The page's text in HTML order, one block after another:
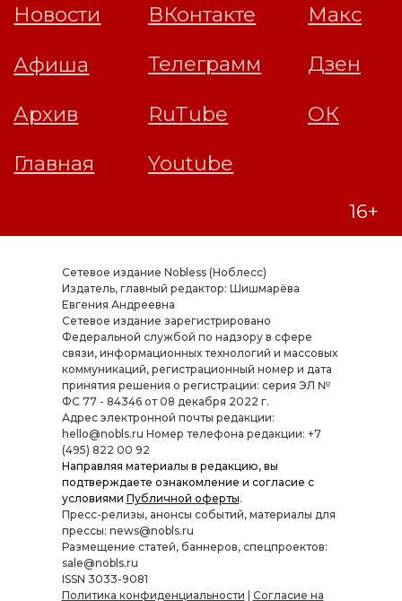
Сетевое издание Nobless (Ноблесс)
Издатель, главный редактор: Шишмарёва
Евгения Андреевна
Cетевое издание зарегистрировано
Федеральной службой по надзору в сфере
связи, информационных технологий и массовых
коммуникаций, регистрационный номер и дата
принятия решения о регистрации: серия ЭЛ №
ФС 77 - 84346 от 08 декабря 2022 г.
Адрес электронной почты редакции:
hello@nobls.ru Номер телефона редакции: +7
(495) 822 00 92
Направляя материалы в редакцию, вы
подтверждаете ознакомление и согласие с
условиями Публичной оферты.
Пресс-релизы, анонсы событий, материалы для
прессы: news@nobls.ru
Размещение статей, баннеров, спецпроектов:
sale@nobls.ru
ISSN 3033-9081
Политика конфиденциальности | Согласие на